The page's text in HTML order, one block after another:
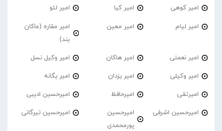
امیر کوهی امیر کیا امیر لئو
امیر لیام امیر معین
امیر مقاره (ماکان
بند)
امیر نعمتی امیر هاکان امیر وکیل نسل
امیر وکیلی امیر یزدان امیر یگانه
امیرتقی امیرحافظ امیرحسین ادیبی
امیرحسین اشرفی
امیرحسین
پورمحمدی
امیرحسین تیرگانی